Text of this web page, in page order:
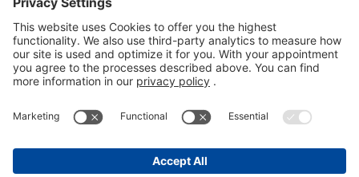
Veiligheidsinstructies